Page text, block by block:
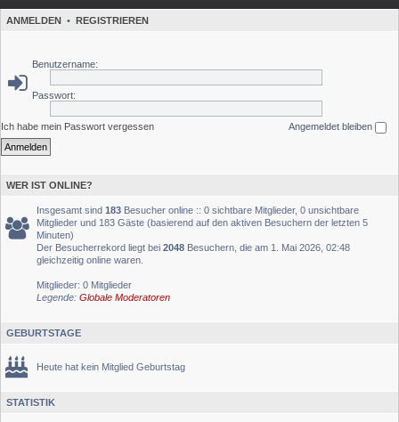
ANMELDEN • REGISTRIEREN
Benutzername:
Passwort:
Ich habe mein Passwort vergessen Angemeldet bleiben
WER IST ONLINE?
Insgesamt sind 183 Besucher online :: 0 sichtbare Mitglieder, 0 unsichtbare
Mitglieder und 183 Gäste (basierend auf den aktiven Besuchern der letzten 5
Minuten)
Der Besucherrekord liegt bei 2048 Besuchern, die am 1. Mai 2026, 02:48
gleichzeitig online waren.
Mitglieder: 0 Mitglieder
Legende: Globale Moderatoren
GEBURTSTAGE
Heute hat kein Mitglied Geburtstag
STATISTIK